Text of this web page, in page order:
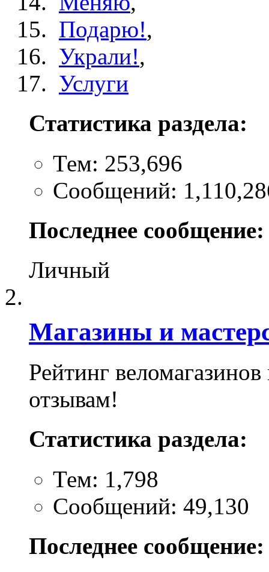
Подарю!,
Украли!,
Услуги
Статистика раздела:
Тем: 253,696
Сообщений:
Последнее сообщение:
Личный
Магазины и
Рейтинг
отзывам!
Статистика раздела:
Тем: 1,798
Сообщений: 49,130
Последнее сообщение: